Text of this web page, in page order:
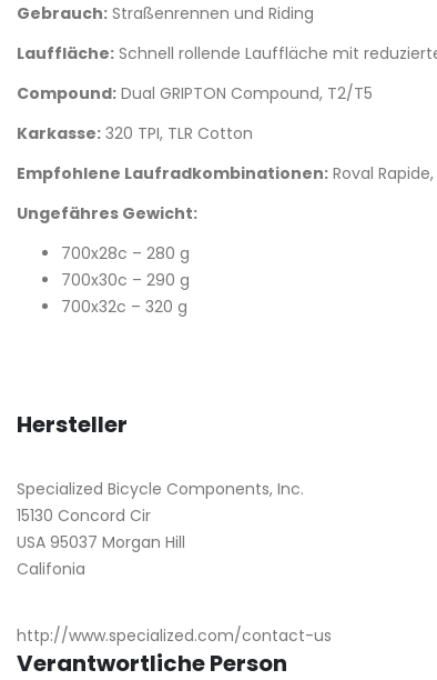
Gebrauch: Straßenrennen und Riding
Lauffläche: Schnell rollende Lauffläche mit
Compound: Dual GRIPTON Compound, T2/T5
Karkasse: 320 TPI, TLR Cotton
Empfohlene Laufradkombinationen: Roval
Ungefähres Gewicht:
700x28c – 280 g
700x30c – 290 g
700x32c – 320 g
Hersteller
Specialized Bicycle Components, Inc.
15130 Concord Cir
USA 95037 Morgan Hill
Califonia
http://www.specialized.com/contact-us
Verantwortliche Person